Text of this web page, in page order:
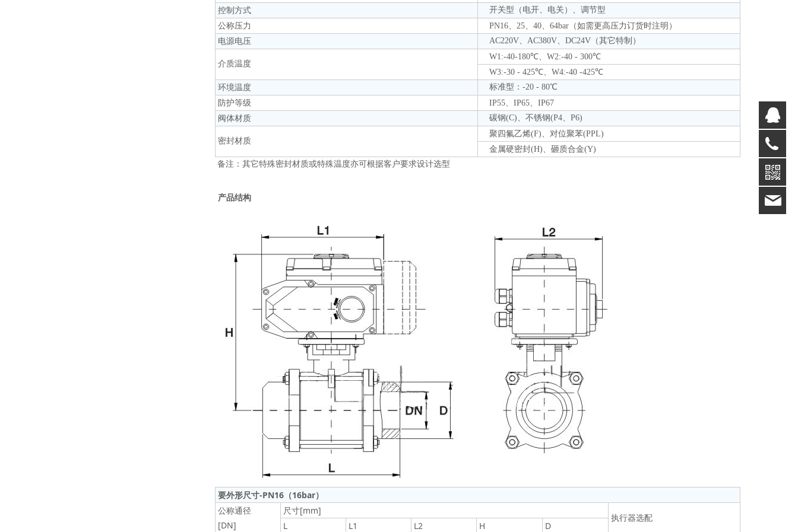
控制方式
开关型（电开、电关）、调节型
公称压力
PN16、25、40、64bar（如需更高压力订货时注明）
电源电压
AC220V、AC380V、DC24V（其它特制）
介质温度
W1:-40-180℃、W2:-40 - 300℃
W3:-30 - 425℃、W4:-40 -425℃
环境温度
标准型：-20 - 80℃
防护等级
IP55、IP65、IP67
阀体材质
碳钢(C)、不锈钢(P4、P6)
密封材质
聚四氟乙烯(F)、对位聚苯(PPL)
金属硬密封(H)、砸质合金(Y)
备注：其它特殊密封材质或特殊温度亦可根据客户要求设计选型
产品结构
要外形尺寸-PN16（16bar）
公称通径
[DN]
尺寸[mm]
执行器选配
L L1 L2 H
D
销